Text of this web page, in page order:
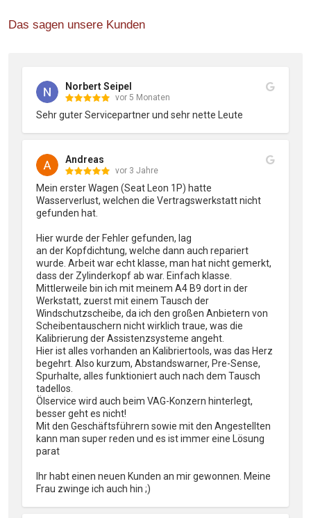
Das sagen unsere Kunden
Norbert Seipel
vor 5 Monaten
Sehr guter Servicepartner und sehr nette Leute
Andreas
vor 3 Jahre
Mein erster Wagen (Seat Leon 1P) hatte
Wasserverlust, welchen die Vertragswerkstatt nicht
gefunden hat.
Hier wurde der Fehler gefunden, lag
an der Kopfdichtung, welche dann auch repariert
wurde. Arbeit war echt klasse, man hat nicht gemerkt,
dass der Zylinderkopf ab war. Einfach klasse.
Mittlerweile bin ich mit meinem A4 B9 dort in der
Werkstatt, zuerst mit einem Tausch der
Windschutzscheibe, da ich den großen Anbietern von
Scheibentauschern nicht wirklich traue, was die
Kalibrierung der Assistenzsysteme angeht.
Hier ist alles vorhanden an Kalibriertools, was das Herz
begehrt. Also kurzum, Abstandswarner, Pre-Sense,
Spurhalte, alles funktioniert auch nach dem Tausch
tadellos.
Ölservice wird auch beim VAG-Konzern hinterlegt,
besser geht es nicht!
Mit den Geschäftsführern sowie mit den Angestellten
kann man super reden und es ist immer eine Lösung
parat
Ihr habt einen neuen Kunden an mir gewonnen. Meine
Frau zwinge ich auch hin ;)